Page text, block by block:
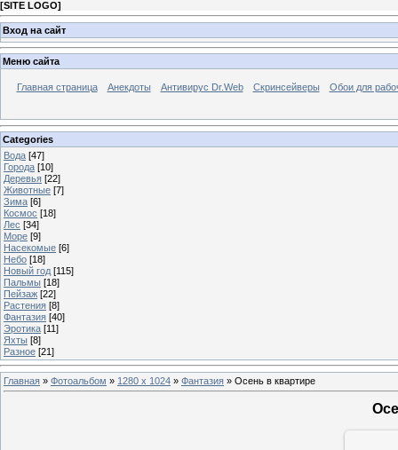
[SITE LOGO]
Вход на сайт
Меню сайта
Главная страница Анекдоты Антивирус Dr.Web Скринсейверы Обои для
Categories
Вода [47]
Города [10]
Деревья [22]
Животные [7]
Зима [6]
Космос [18]
Лес [34]
Море [9]
Насекомые [6]
Небо [18]
Новый год [115]
Пальмы [18]
Пейзаж [22]
Растения [8]
Фантазия [40]
Эротика [11]
Яхты [8]
Разное [21]
Главная » Фотоальбом » 1280 x 1024 » Фантазия » Осень в квартире